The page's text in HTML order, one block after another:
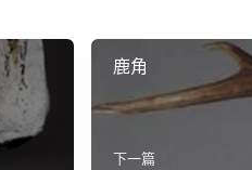
鹿角
下一篇